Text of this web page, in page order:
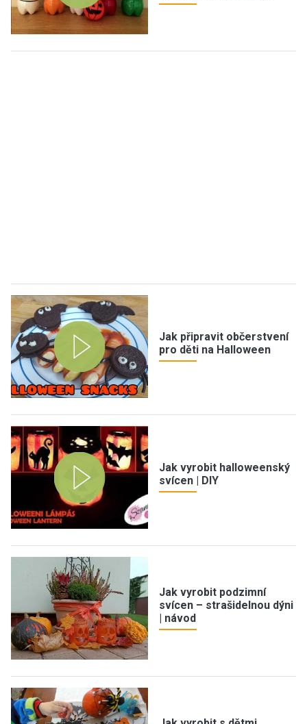
Jak připravit občerstvení
pro děti na Halloween
Jak vyrobit halloweenský
svícen | DIY
Jak vyrobit podzimní
svícen – strašidelnou dýni
| návod